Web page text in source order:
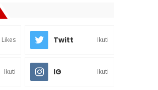
Likes Twitt Ikuti
Ikuti IG Ikuti